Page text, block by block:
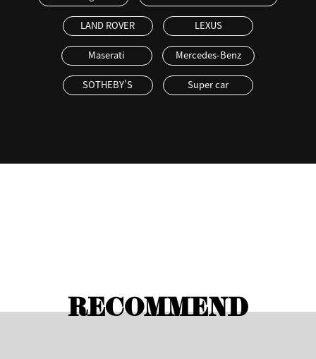
LAND ROVER LEXUS
Maserati Mercedes-Benz
SOTHEBY'S Super car
RECOMMEND